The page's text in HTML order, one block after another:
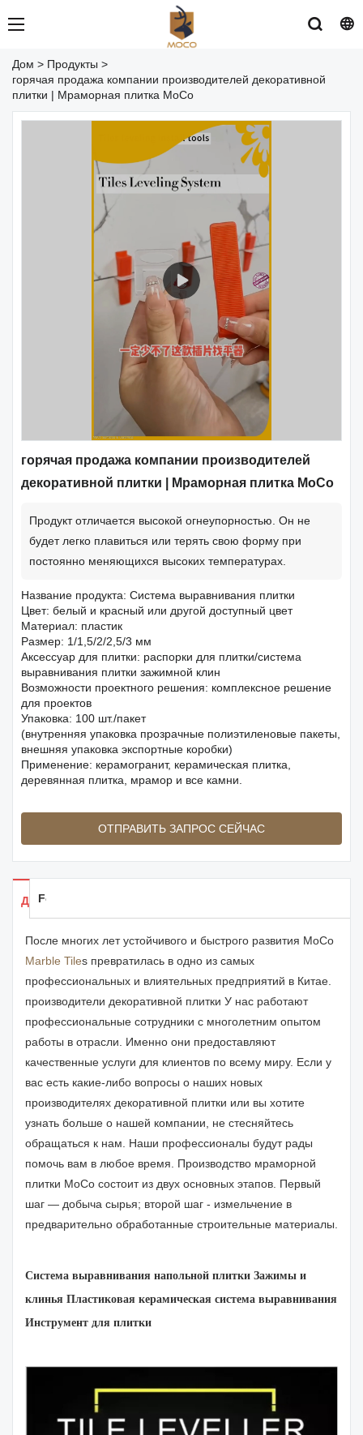
Дом > Продукты >
горячая продажа компании производителей декоративной
плитки | Мраморная плитка MoCo
горячая продажа компании производителей
декоративной плитки | Мраморная плитка MoCo
Продукт отличается высокой огнеупорностью. Он не
будет легко плавиться или терять свою форму при
постоянно меняющихся высоких температурах.
Название продукта: Система выравнивания плитки
Цвет: белый и красный или другой доступный цвет
Материал: пластик
Размер: 1/1,5/2/2,5/3 мм
Аксессуар для плитки: распорки для плитки/система
выравнивания плитки зажимной клин
Возможности проектного решения: комплексное решение
для проектов
Упаковка: 100 шт./пакет
(внутренняя упаковка прозрачные полиэтиленовые пакеты,
внешняя упаковка экспортные коробки)
Применение: керамогранит, керамическая плитка,
деревянная плитка, мрамор и все камни.
ОТПРАВИТЬ ЗАПРОС СЕЙЧАС
Детали продуктов
Feedback
После многих лет устойчивого и быстрого развития MoCo
Marble Tiles превратилась в одно из самых
профессиональных и влиятельных предприятий в Китае.
производители декоративной плитки У нас работают
профессиональные сотрудники с многолетним опытом
работы в отрасли. Именно они предоставляют
качественные услуги для клиентов по всему миру. Если у
вас есть какие-либо вопросы о наших новых
производителях декоративной плитки или вы хотите
узнать больше о нашей компании, не стесняйтесь
обращаться к нам. Наши профессионалы будут рады
помочь вам в любое время. Производство мраморной
плитки MoCo состоит из двух основных этапов. Первый
шаг — добыча сырья; второй шаг - измельчение в
предварительно обработанные строительные материалы.
Система выравнивания напольной плитки Зажимы и
клинья Пластиковая керамическая система выравнивания
Инструмент для плитки